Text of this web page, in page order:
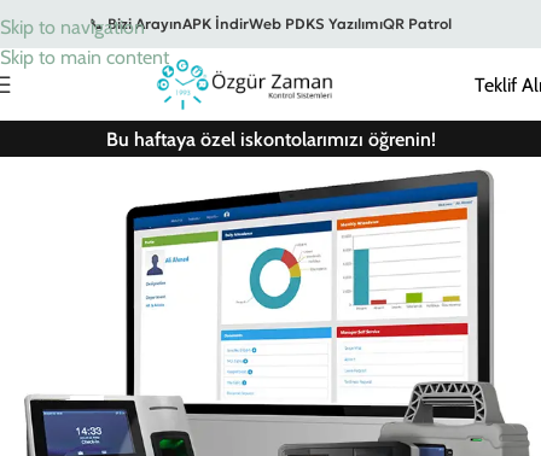
Skip to navigation
Skip to main content
📞 Bizi ArayınAPK İndirWeb PDKS YazılımıQR Patrol
Teklif
Bu haftaya özel iskontolarımızı öğrenin!